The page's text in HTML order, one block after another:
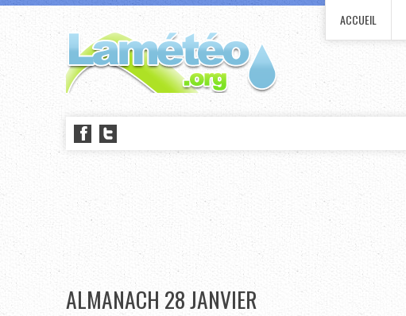
ACCUEIL
ALMANACH 28 JANVIER